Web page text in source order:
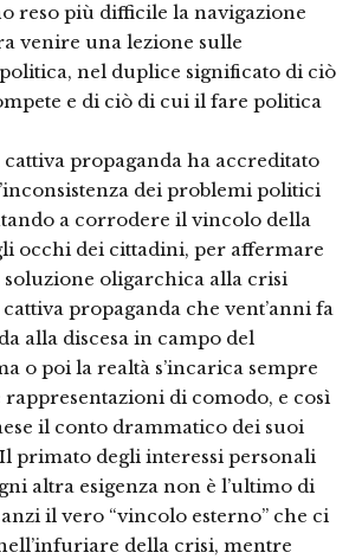
reso più difficile la navigazione
venire una lezione sulle
nel duplice significato di ciò
e di ciò di cui il fare politica
propaganda ha accreditato
dei problemi politici
a corrodere il vincolo della
occhi dei cittadini, per affermare
soluzione oligarchica alla crisi
cattiva propaganda che vent’anni fa
alla discesa in campo del
o poi la realtà s’incarica sempre
rappresentazioni di comodo, e così
il conto drammatico dei suoi
primato degli interessi personali
altra esigenza non è l’ultimo di
il vero “vincolo esterno” che ci
della crisi, mentre